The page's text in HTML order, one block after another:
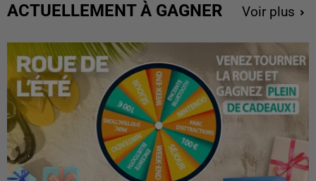
ACTUELLEMENT À GAGNER Voir plus